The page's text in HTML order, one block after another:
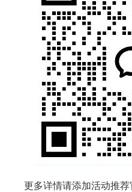
更多详情请添加活动推